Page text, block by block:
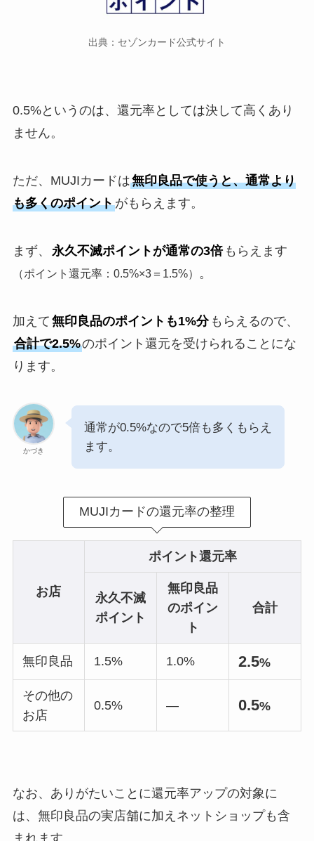
出典：セゾンカード公式サイト
0.5%というのは、還元率としては決して高くあり
ません。
ただ、MUJIカードは無印良品で使うと、通常より
も多くのポイントがもらえます。
まず、 永久不滅ポイントが通常の3倍 もらえます
（ポイント還元率：0.5%×3＝1.5%） 。
加えて 無印良品のポイントも1%分 もらえるので、
合計で2.5%のポイント還元を受けられることにな
ります。
かづき
通常が0.5%なので5倍も多くもらえ
ます。
MUJIカードの還元率の整理
お店
ポイント還元率
永久不滅
ポイント
無印良品
のポイン
ト
合計
無印良品 1.5% 1.0% 2.5%
その他の
お店
0.5% — 0.5%
なお、ありがたいことに還元率アップの対象に
は、無印良品の実店舗に加えネットショップも含
まれます。